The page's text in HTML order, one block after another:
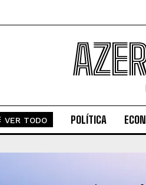
VER TODO POLÍTICA